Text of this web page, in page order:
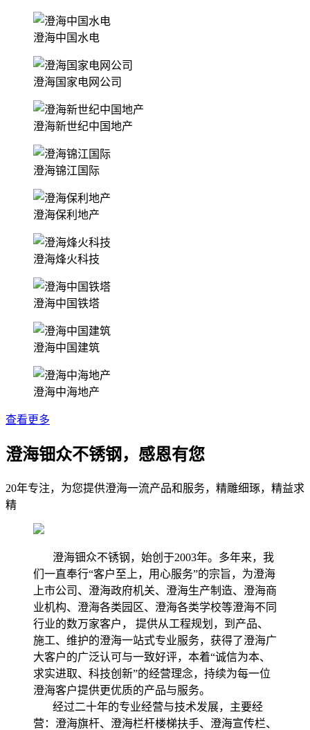
澄海中国水电
澄海国家电网公司
澄海新世纪中国地产
澄海锦江国际
澄海保利地产
澄海烽火科技
澄海中国铁塔
澄海中国建筑
澄海中海地产
查看更多
澄海钿众不锈钢，感恩有您
20年专注，为您提供澄海一流产品和服务，精雕细琢，精益求
精
澄海钿众不锈钢，始创于2003年。多年来，我
们一直奉行“客户至上，用心服务”的宗旨，为澄海
上市公司、澄海政府机关、澄海生产制造、澄海商
业机构、澄海各类园区、澄海各类学校等澄海不同
行业的数万家客户， 提供从工程规划，到产品、
施工、维护的澄海一站式专业服务，获得了澄海广
大客户的广泛认可与一致好评，本着“诚信为本、
求实进取、科技创新”的经营理念，持续为每一位
澄海客户提供更优质的产品与服务。
经过二十年的专业经营与技术发展，主要经
营：澄海旗杆、澄海栏杆楼梯扶手、澄海宣传栏、